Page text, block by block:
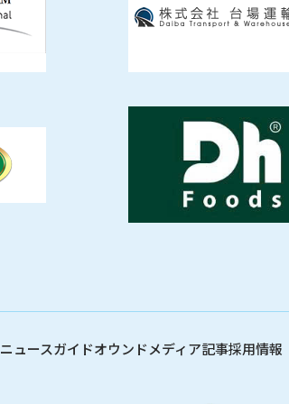
ニュースガイドオウンドメディア記事採用情報